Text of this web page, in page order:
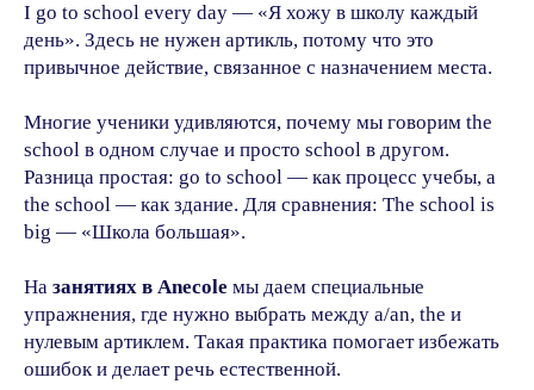
I go to school every day — «Я хожу в школу каждый
день». Здесь не нужен артикль, потому что это
привычное действие, связанное с назначением места.
Многие ученики удивляются, почему мы говорим the
school в одном случае и просто school в другом.
Разница простая: go to school — как процесс учебы, а
the school — как здание. Для сравнения: The school is
big — «Школа большая».
На занятиях в Anecole мы даем специальные
упражнения, где нужно выбрать между a/an, the и
нулевым артиклем. Такая практика помогает избежать
ошибок и делает речь естественной.